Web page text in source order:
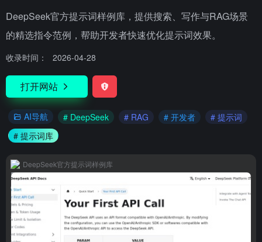
DeepSeek官方提示词样例库，提供搜索、写作与RAG场景
的精选指令范例，帮助开发者快速优化提示词效果。
收录时间： 2026-04-28
打开网站
AI导航 # DeepSeek # RAG # 开发者
# 提示词
# 提示词库
DeepSeek官方提示词样例库